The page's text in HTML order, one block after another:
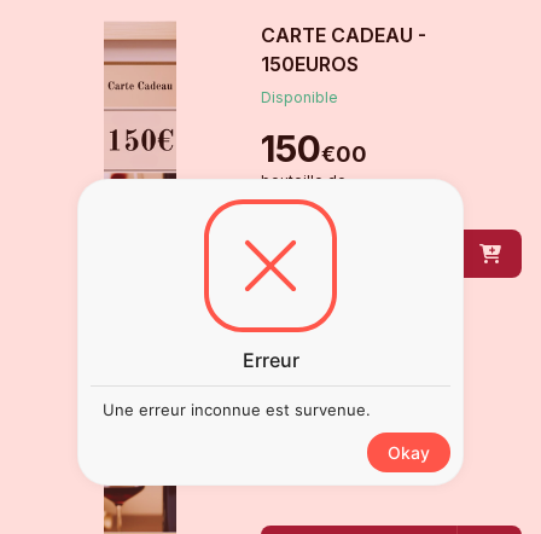
CARTE CADEAU -
150EUROS
Disponible
150€00
bouteillede
DÉCOUVRIR
CARTE CADEAU - 30
EUROS
Erreur
Une erreur inconnue est survenue.
Okay